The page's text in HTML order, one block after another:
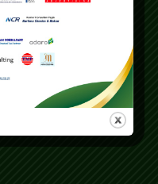
B4-5 Cipete Utara,
Raya